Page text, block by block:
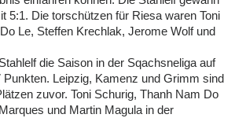
5:1. Die torschützen für Riesa waren Toni
Le, Steffen Krechlak, Jerome Wolf und
die Saison in der Sqachsneliga auf
Punkten. Leipzig, Kamenz und Grimm sind
zuvor. Toni Schurig, Thanh Nam Do
und Martin Magula in der